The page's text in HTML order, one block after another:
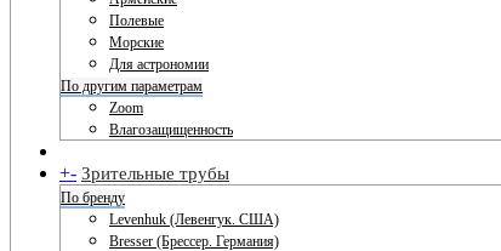
Полевые
Морские
Для астрономии
По другим параметрам
Zoom
Влагозащищенность
+- Зрительные трубы
По бренду
Levenhuk (Левенгук. США)
Bresser (Брессер. Германия)